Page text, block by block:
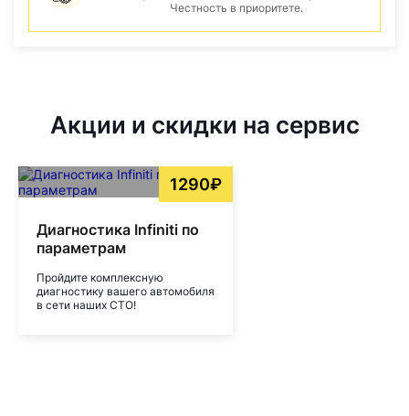
Честность в приоритете.
Акции и скидки на сервис
1290₽
Диагностика Infiniti по
параметрам
Пройдите комплексную
диагностику вашего автомобиля
в сети наших СТО!